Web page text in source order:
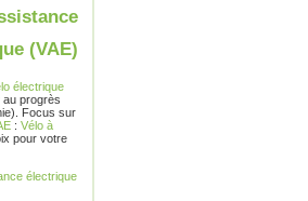
(VAE)
électrique
au progrès
Focus sur
: Vélo à
pour votre
électrique